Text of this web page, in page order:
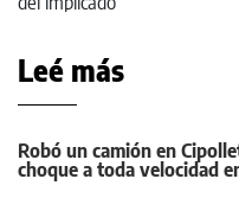
Leé más
Robó un camión en
choque a toda velocidad